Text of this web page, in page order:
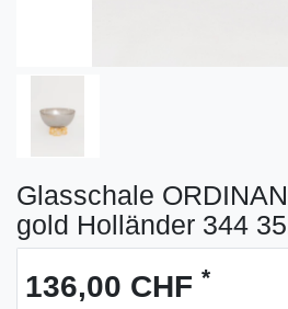
Glasschale
gold Holländer 344
136,00 CHF *